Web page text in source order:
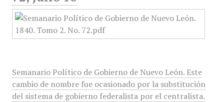
Semanario Político de Gobierno de Nuevo León. Este
cambio de nombre fue ocasionado por la substitución
del sistema de gobierno federalista por el centralista.